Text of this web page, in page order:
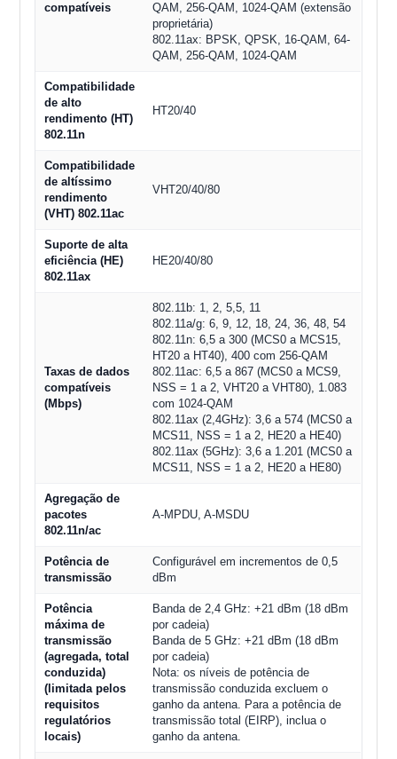
compatíveis
QAM, 256-QAM, 1024-QAM (extensão
proprietária)
802.11ax: BPSK, QPSK, 16-QAM, 64-
QAM, 256-QAM, 1024-QAM
Compatibilidade
de alto
rendimento (HT)
802.11n
HT20/40
Compatibilidade
de altíssimo
rendimento
(VHT) 802.11ac
VHT20/40/80
Suporte de alta
eficiência (HE)
802.11ax
HE20/40/80
Taxas de dados
compatíveis
(Mbps)
802.11b: 1, 2, 5,5, 11
802.11a/g: 6, 9, 12, 18, 24, 36, 48, 54
802.11n: 6,5 a 300 (MCS0 a MCS15,
HT20 a HT40), 400 com 256-QAM
802.11ac: 6,5 a 867 (MCS0 a MCS9,
NSS = 1 a 2, VHT20 a VHT80), 1.083
com 1024-QAM
802.11ax (2,4GHz): 3,6 a 574 (MCS0 a
MCS11, NSS = 1 a 2, HE20 a HE40)
802.11ax (5GHz): 3,6 a 1.201 (MCS0 a
MCS11, NSS = 1 a 2, HE20 a HE80)
Agregação de
pacotes
802.11n/ac
A-MPDU, A-MSDU
Potência de
transmissão
Configurável em incrementos de 0,5
dBm
Potência
máxima de
transmissão
(agregada, total
conduzida)
(limitada pelos
requisitos
regulatórios
locais)
Banda de 2,4 GHz: +21 dBm (18 dBm
por cadeia)
Banda de 5 GHz: +21 dBm (18 dBm
por cadeia)
Nota: os níveis de potência de
transmissão conduzida excluem o
ganho da antena. Para a potência de
transmissão total (EIRP), inclua o
ganho da antena.